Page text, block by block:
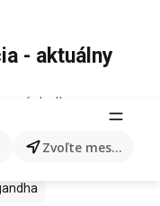
Zvoľte mesto
- aktuálny
výsledky.